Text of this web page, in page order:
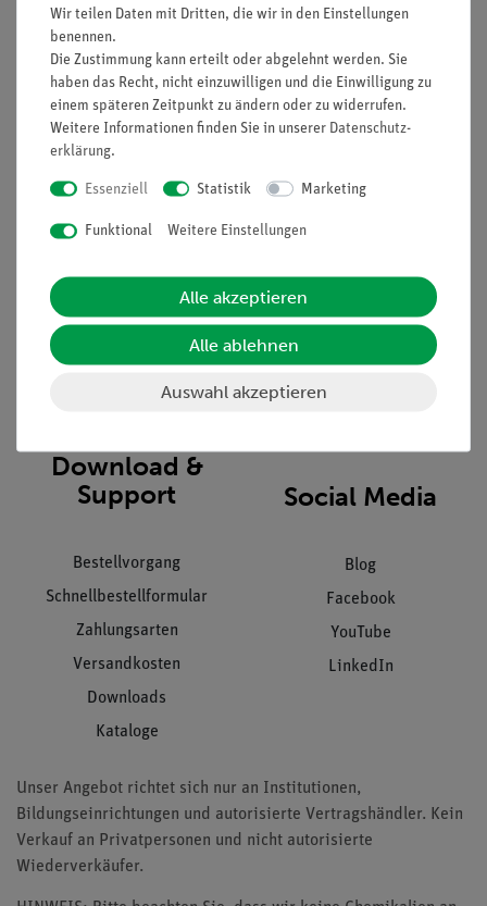
Informationen
Unternehmen
Stellenangebote
Kontakt
Hinweisgeberschutz
Service
Übersicht Service
Einräumservice
Download &
Support
Bestellvorgang
Schnellbestellformular
Zahlungsarten
Versandkosten
Downloads
Kataloge
Social Media
Blog
Facebook
YouTube
LinkedIn
Unser Angebot richtet sich nur an Institutionen,
Bildungseinrichtungen und autorisierte Vertragshändler. Kein
Verkauf an Privatpersonen und nicht autorisierte
Wiederverkäufer.
Wir teilen Daten mit Dritten, die wir in den Einstellungen
benennen.
Die Zustimmung kann erteilt oder abgelehnt werden. Sie
haben das Recht, nicht einzuwilligen und die Einwilligung zu
einem späteren Zeitpunkt zu ändern oder zu widerrufen.
Weitere Informationen finden Sie in unserer Daten­schutz­
erklärung.
Essenziell Statistik Marketing
Funktional Weitere Einstellungen
Alle akzeptieren
Alle ablehnen
Auswahl akzeptieren